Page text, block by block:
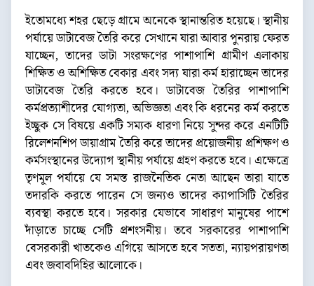
ইতোমধ্যে শহর ছেড়ে গ্রামে অনেকে স্থানান্তরিত হয়েছে। স্থানীয়
পর্যায়ে ডাটাবেজ তৈরি করে সেখানে যারা আবার পুনরায় ফেরত
যাচ্ছেন, তাদের ডাটা সংরক্ষণের পাশাপাশি গ্রামীণ এলাকায়
শিক্ষিত ও অশিক্ষিত বেকার এবং সদ্য যারা কর্ম হারাচ্ছেন তাদের
ডাটাবেজ তৈরি করতে হবে। ডাটাবেজ তৈরির পাশাপাশি
কর্মপ্রত্যাশীদের যোগ্যতা, অভিজ্ঞতা এবং কি ধরনের কর্ম করতে
ইচ্ছুক সে বিষয়ে একটি সম্যক ধারণা নিয়ে সুন্দর করে এনটিটি
রিলেশনশিপ ডায়াগ্রাম তৈরি করে তাদের প্রয়োজনীয় প্রশিক্ষণ ও
কর্মসংস্থানের উদ্যোগ স্থানীয় পর্যায়ে গ্রহণ করতে হবে। এক্ষেত্রে
তৃণমূল পর্যায়ে যে সমস্ত রাজনৈতিক নেতা আছেন তারা যাতে
তদারকি করতে পারেন সে জন্যও তাদের ক্যাপাসিটি তৈরির
ব্যবস্থা করতে হবে। সরকার যেভাবে সাধারণ মানুষের পাশে
দাঁড়াতে চাচ্ছে সেটি প্রশংসনীয়। তবে সরকারের পাশাপাশি
বেসরকারী খাতকেও এগিয়ে আসতে হবে সততা, ন্যায়পরায়ণতা
এবং জবাবদিহির আলোকে।